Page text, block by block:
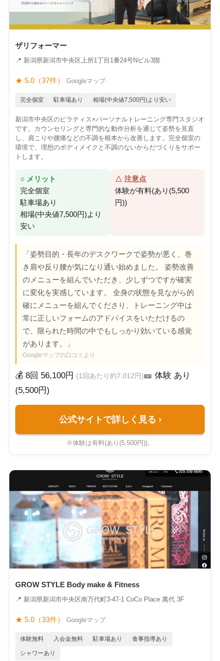
ザリフォーマー
📍 新潟県新潟市中央区上所1丁目1番24号Nビル3階
★ 5.0（37件） Googleマップ
完全個室 駐車場あり 相場(中央値7,500円)より安い
新潟市中央区のピラティス×パーソナルトレーニング専門スタジオ
です。カウンセリングと専門的な動作分析を通じて姿勢を見直
し、肩こりや腰痛などの不調を根本から改善します。完全個室の
環境で、理想のボディメイクと不調のないからだづくりをサポー
トします。
○ メリット
完全個室
駐車場あり
相場(中央値7,500円)より
安い
△ 注意点
体験が有料(あり(5,500
円))
「姿勢目的・長年のデスクワークで姿勢が悪く、巻
き肩や反り腰が気になり通い始めました。 姿勢改善
のメニューを組んでいただき、少しずつですが確実
に変化を実感しています。 全身の状態を見ながら的
確にメニューを組んでくださり、トレーニング中は
常に正しいフォームのアドバイスをいただけるの
で、限られた時間の中でもしっかり効いている感覚
があります。」
Googleマップの口コミより
💰 8回 56,100円 (1回あたり約7,012円)🎫 体験 あり
(5,500円)
公式サイトで詳しく見る ›
※体験は有料(あり(5,500円))。
GROW STYLE Body make & Fitness
📍 新潟県新潟市中央区南万代町3-47-1 CoCo Place 萬代 3F
★ 5.0（33件） Googleマップ
体験無料 入会金無料 駐車場あり 食事指導あり
シャワーあり